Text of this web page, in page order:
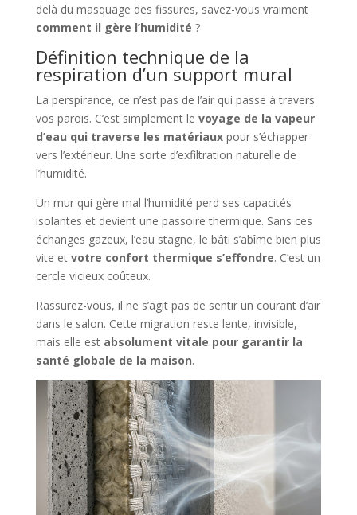
delà du masquage des fissures, savez-vous vraiment
comment il gère l’humidité ?
Définition technique de la
respiration d’un support mural
La perspirance, ce n’est pas de l’air qui passe à travers
vos parois. C’est simplement le voyage de la vapeur
d’eau qui traverse les matériauxpour s’échapper
vers l’extérieur. Une sorte d’exfiltration naturelle de
l’humidité.
Un mur qui gère mal l’humidité perd ses capacités
isolantes et devient une passoire thermique. Sans ces
échanges gazeux, l’eau stagne, le bâti s’abîme bien plus
vite et votre confort thermique s’effondre. C’est un
cercle vicieux coûteux.
Rassurez-vous, il ne s’agit pas de sentir un courant d’air
dans le salon. Cette migration reste lente, invisible,
mais elle est absolument vitale pour garantir la
santé globale de la maison.